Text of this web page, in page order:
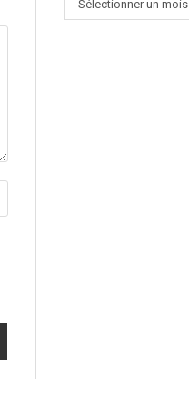
Sélectionner un mois